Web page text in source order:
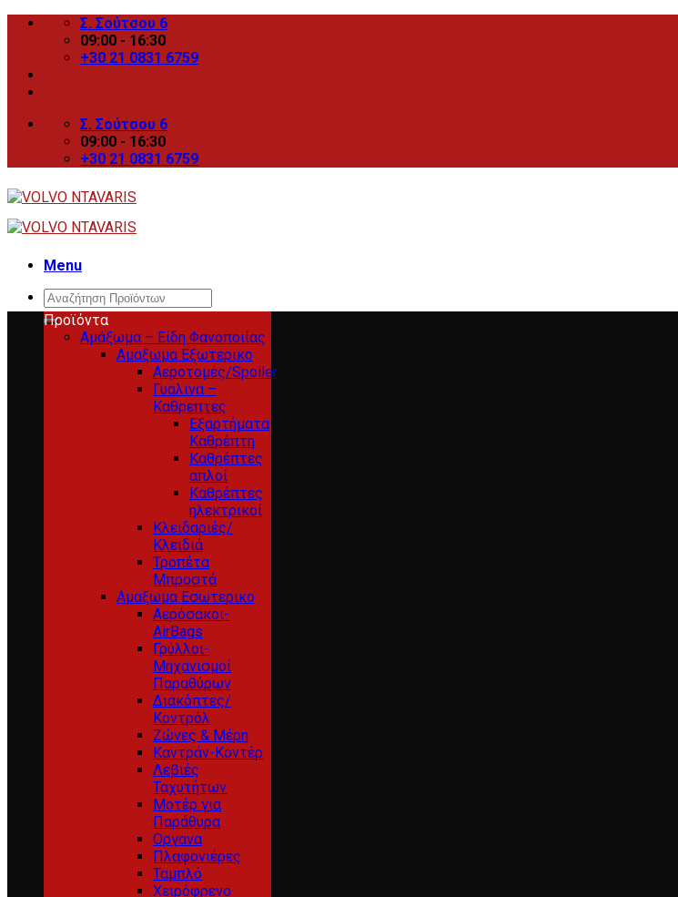
Skip
Σ. Σούτσου 6
09:00 - 16:30
+30 21 0831 6759
Σ. Σούτσου 6
09:00 - 16:30
+30 21 0831 6759
Menu
Search
for:
Προϊόντα
Αμάξωμα – Είδη Φανοποιίας
Αμαξωμα Εξωτερικο
Αεροτομές/Spoiler
Γυαλινα –
Καθρεπτες
Εξαρτήματα
Καθρέπτη
Καθρέπτες
απλοί
Καθρέπτες
ηλεκτρικοί
Κλειδαριές/
Κλειδιά
Τροπέτα
Μπροστά
Αμαξωμα Εσωτερικο
Αερόσακοι-
AirBags
Γρύλλοι-
Μηχανισμοί
Παραθύρων
Διακόπτες/
Κοντρόλ
Ζώνες & Μέρη
Καντράν-Κοντέρ
Λεβιές
Ταχυτήτων
Μοτέρ για
Παράθυρα
Οργανα
Πλαφονιέρες
Ταμπλό
Χειρόφρενο